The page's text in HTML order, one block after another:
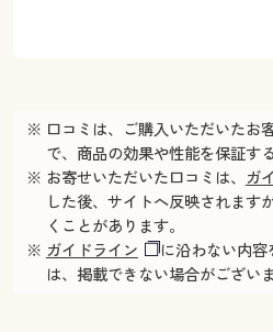
※ 口コミは、ご購入いただいたお
で、商品の効果や性能を保証す
※ お寄せいただいた口コミは、 ガ
した後、サイトへ反映されます
くことがあります。
※ ガイドライン
に沿わない内
は、掲載できない場合がござい